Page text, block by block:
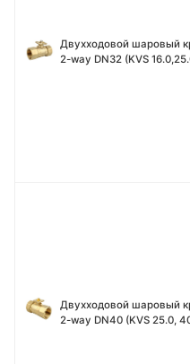
Двухходовой шаровый
2-way DN32 (KVS
Двухходовой шаровый
2-way DN40 (KVS 25.0,